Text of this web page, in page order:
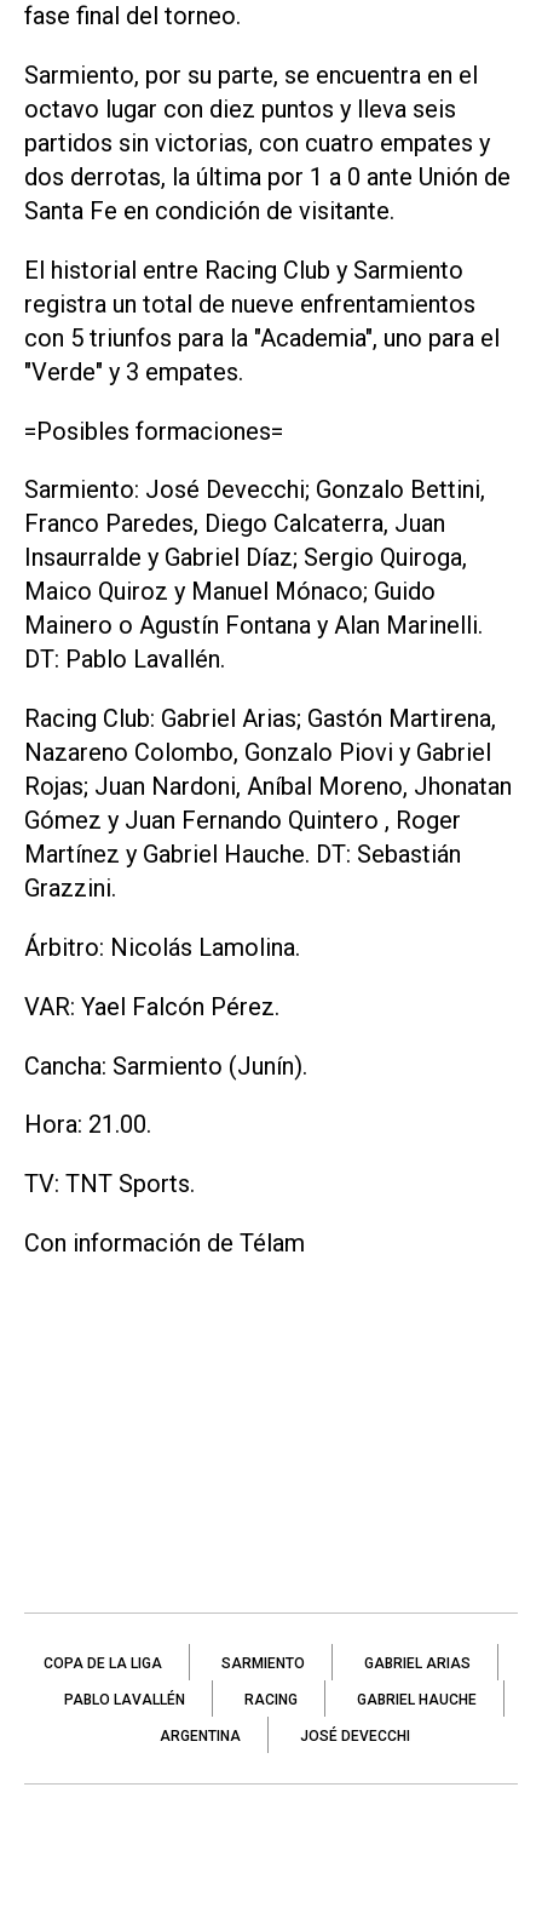
fase final del torneo.
Sarmiento, por su parte, se encuentra en el
octavo lugar con diez puntos y lleva seis
partidos sin victorias, con cuatro empates y
dos derrotas, la última por 1 a 0 ante Unión de
Santa Fe en condición de visitante.
El historial entre Racing Club y Sarmiento
registra un total de nueve enfrentamientos
con 5 triunfos para la "Academia", uno para el
"Verde" y 3 empates.
=Posibles formaciones=
Sarmiento: José Devecchi; Gonzalo Bettini,
Franco Paredes, Diego Calcaterra, Juan
Insaurralde y Gabriel Díaz; Sergio Quiroga,
Maico Quiroz y Manuel Mónaco; Guido
Mainero o Agustín Fontana y Alan Marinelli.
DT: Pablo Lavallén.
Racing Club: Gabriel Arias; Gastón Martirena,
Nazareno Colombo, Gonzalo Piovi y Gabriel
Rojas; Juan Nardoni, Aníbal Moreno, Jhonatan
Gómez y Juan Fernando Quintero , Roger
Martínez y Gabriel Hauche. DT: Sebastián
Grazzini.
Árbitro: Nicolás Lamolina.
VAR: Yael Falcón Pérez.
Cancha: Sarmiento (Junín).
Hora: 21.00.
TV: TNT Sports.
Con información de Télam
COPA DE LA LIGA SARMIENTO GABRIEL ARIAS
PABLO LAVALLÉN RACING GABRIEL HAUCHE
ARGENTINA JOSÉ DEVECCHI